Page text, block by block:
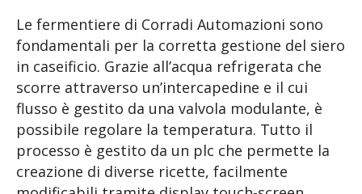
Le fermentiere di Corradi Automazioni sono
fondamentali per la corretta gestione del siero
in caseificio. Grazie all’acqua refrigerata che
scorre attraverso un’intercapedine e il cui
flusso è gestito da una valvola modulante, è
possibile regolare la temperatura. Tutto il
processo è gestito da un plc che permette la
creazione di diverse ricette, facilmente